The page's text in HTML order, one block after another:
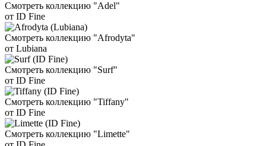
Смотреть коллекцию "Adel"
от ID Fine
Смотреть коллекцию "Afrodyta"
от Lubiana
Смотреть коллекцию "Surf"
от ID Fine
Смотреть коллекцию "Tiffany"
от ID Fine
Смотреть коллекцию "Limette"